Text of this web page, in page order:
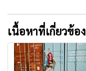
เนื้อหาที่เกี่ยวข้อง